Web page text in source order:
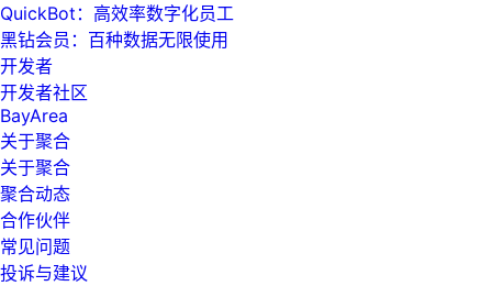
QuickBot：高效率数字化员工
黑钻会员：百种数据无限使用
开发者
开发者社区
BayArea
关于聚合
关于聚合
聚合动态
合作伙伴
常见问题
投诉与建议